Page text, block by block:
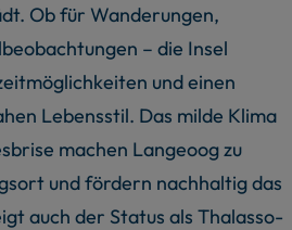
Ob für Wanderungen,
– die Insel
und einen
Lebensstil. Das milde Klima
machen Langeoog zu
und fördern nachhaltig das
auch der Status als Thalasso-